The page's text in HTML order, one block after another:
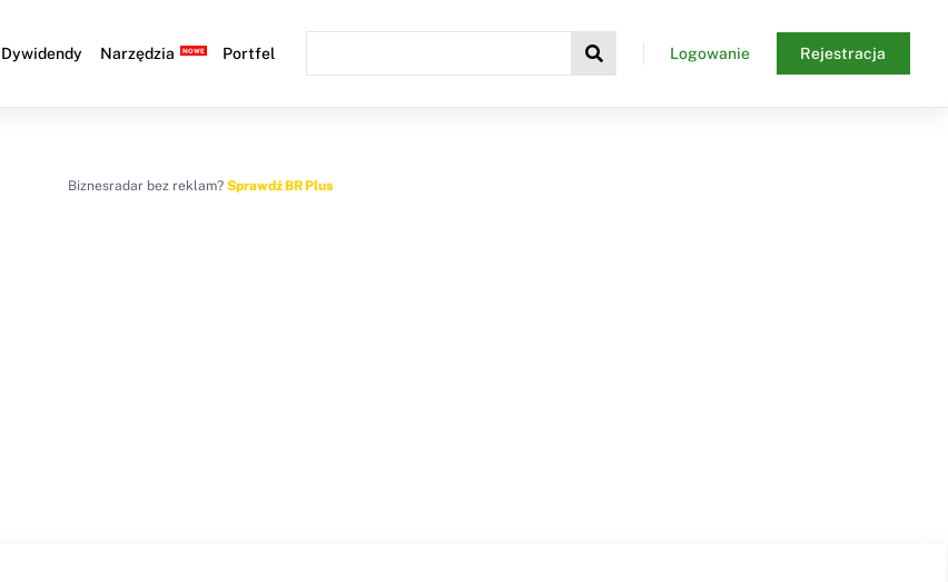
Dywidendy Narzędzia Portfel Logowanie Rejestracja
Biznesradar bez reklam? Sprawdź BR Plus